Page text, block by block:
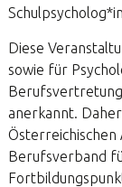
Diese
sowie für
anerkannt.
Berufsverband